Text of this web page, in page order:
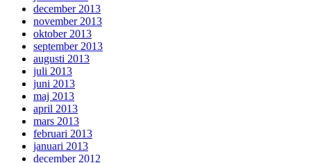
december 2013
november 2013
oktober 2013
september 2013
augusti 2013
juli 2013
juni 2013
maj 2013
april 2013
mars 2013
februari 2013
januari 2013
december 2012